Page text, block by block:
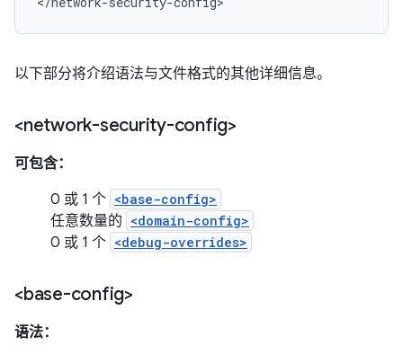
以下部分将介绍语法与文件格式的其他详细信息。
<network-security-config>
可包含：
0 或 1 个 <base-config>
任意数量的 <domain-config>
0 或 1 个 <debug-overrides>
<base-config>
语法：